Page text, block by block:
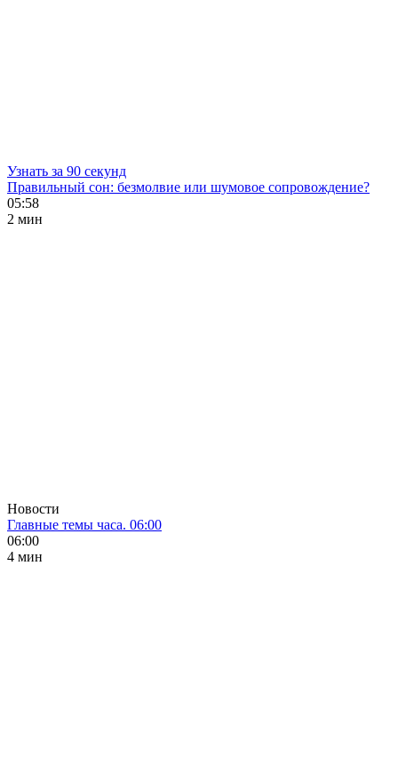
Узнать за 90 секунд
Правильный сон: безмолвие или шумовое сопровождение?
05:58
2 мин
Новости
Главные темы часа. 06:00
06:00
4 мин